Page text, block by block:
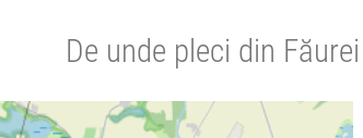
De unde pleci din